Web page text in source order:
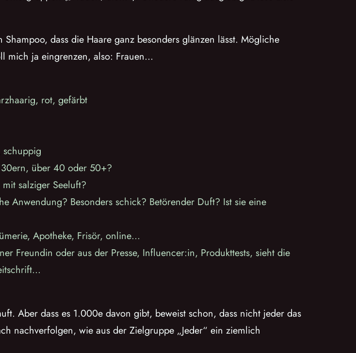
dass die Haare ganz besonders glänzen lässt. Mögliche
mich ja eingrenzen, also: Frauen…
rot, gefärbt
über 40 oder 50+?
salziger Seeluft?
Anwendung? Besonders schick? Betörender Duft? Ist sie eine
Apotheke, Frisör, online…
Freundin oder aus der Presse, Influencer:in, Produkttests, sieht die
Aber dass es 1.000e davon gibt, beweist schon, dass nicht jeder das
nachverfolgen, wie aus der Zielgruppe „Jeder“ ein ziemlich